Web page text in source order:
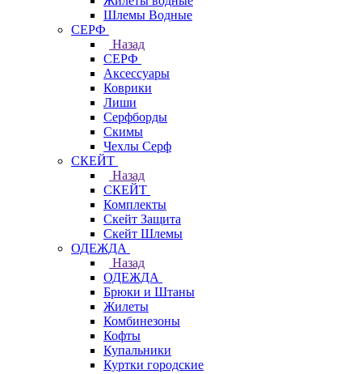
Шлемы Водные
СЕРФ
Назад
СЕРФ
Аксессуары
Коврики
Лиши
Серфборды
Скимы
Чехлы Cерф
СКЕЙТ
Назад
СКЕЙТ
Комплекты
Скейт Защита
Скейт Шлемы
ОДЕЖДА
Назад
ОДЕЖДА
Брюки и Штаны
Жилеты
Комбинезоны
Кофты
Купальники
Куртки городские